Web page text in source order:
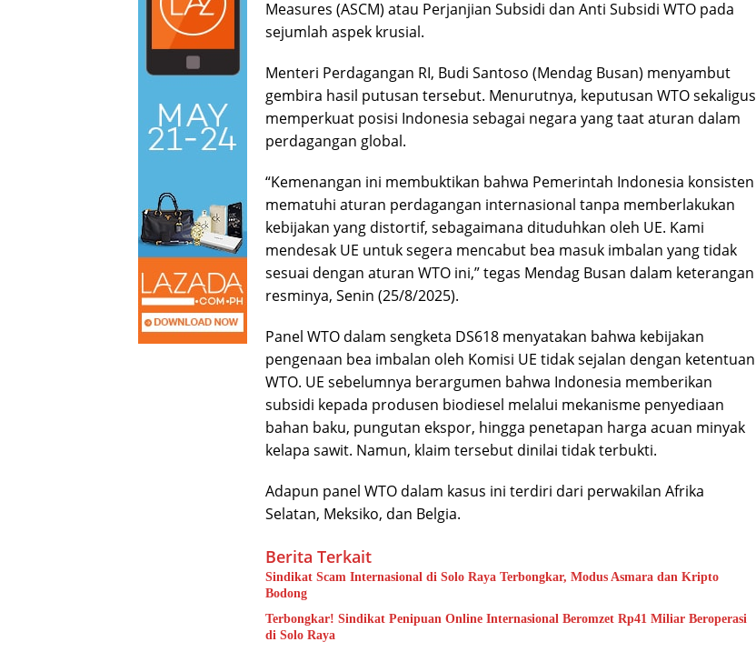
Measures (ASCM) atau Perjanjian Subsidi dan Anti Subsidi WTO pada
sejumlah aspek krusial.
Menteri Perdagangan RI, Budi Santoso (Mendag Busan) menyambut
gembira hasil putusan tersebut. Menurutnya, keputusan WTO sekaligus
memperkuat posisi Indonesia sebagai negara yang taat aturan dalam
perdagangan global.
“Kemenangan ini membuktikan bahwa Pemerintah Indonesia konsisten
mematuhi aturan perdagangan internasional tanpa memberlakukan
kebijakan yang distortif, sebagaimana dituduhkan oleh UE. Kami
mendesak UE untuk segera mencabut bea masuk imbalan yang tidak
sesuai dengan aturan WTO ini,” tegas Mendag Busan dalam keterangan
resminya, Senin (25/8/2025).
Panel WTO dalam sengketa DS618 menyatakan bahwa kebijakan
pengenaan bea imbalan oleh Komisi UE tidak sejalan dengan ketentuan
WTO. UE sebelumnya berargumen bahwa Indonesia memberikan
subsidi kepada produsen biodiesel melalui mekanisme penyediaan
bahan baku, pungutan ekspor, hingga penetapan harga acuan minyak
kelapa sawit. Namun, klaim tersebut dinilai tidak terbukti.
Adapun panel WTO dalam kasus ini terdiri dari perwakilan Afrika
Selatan, Meksiko, dan Belgia.
Berita Terkait
Sindikat Scam Internasional di Solo Raya Terbongkar, Modus Asmara dan Kripto
Bodong
Terbongkar! Sindikat Penipuan Online Internasional Beromzet Rp41 Miliar Beroperasi
di Solo Raya